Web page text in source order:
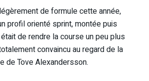
de formule cette année,
profil orienté sprint, montée puis
de rendre la course un peu plus
convaincu au regard de la
de Tove Alexandersson.